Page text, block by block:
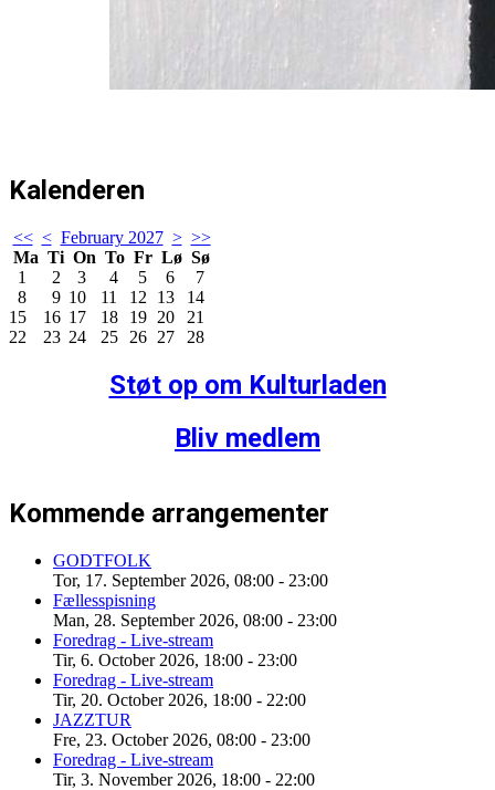
Kalenderen
<< < February 2027 > >>
Ma Ti On To Fr Lø Sø
1
2 3 4 5 6
7
8
9 10 11 12 13
14
15
16 17 18 19 20
21
22
23 24 25 26 27 28
Støt op om Kulturladen
Bliv medlem
Kommende arrangementer
GODTFOLK
Tor, 17. September 2026, 08:00 - 23:00
Fællesspisning
Man, 28. September 2026, 08:00 - 23:00
Foredrag - Live-stream
Tir, 6. October 2026, 18:00 - 23:00
Foredrag - Live-stream
Tir, 20. October 2026, 18:00 - 22:00
JAZZTUR
Fre, 23. October 2026, 08:00 - 23:00
Foredrag - Live-stream
Tir, 3. November 2026, 18:00 - 22:00